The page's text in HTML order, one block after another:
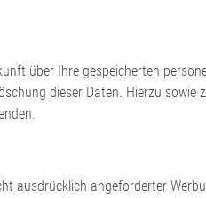
über Ihre gespeicherten
dieser Daten. Hierzu sowie
ausdrücklich angeforderter